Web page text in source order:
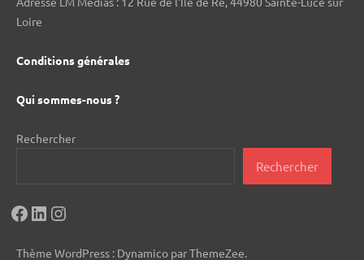
Loire
Conditions générales
Qui sommes-nous ?
Rechercher
Rechercher
Facebook
LinkedIn
Instagram
Thème WordPress : Dynamico par ThemeZee.